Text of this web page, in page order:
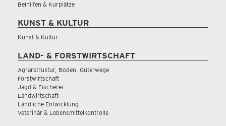
Beihilfen & Kurplätze
KUNST & KULTUR
Kunst & Kultur
LAND- & FORSTWIRTSCHAFT
Agrarstruktur, Boden, Güterwege
Forstwirtschaft
Jagd & Fischerei
Landwirtschaft
Ländliche Entwicklung
Veterinär & Lebensmittelkontrolle